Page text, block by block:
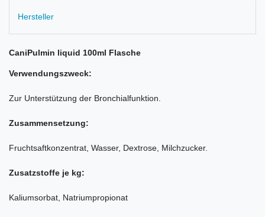
Hersteller
CaniPulmin liquid 100ml Flasche
Verwendungszweck:
Zur Unterstützung der Bronchialfunktion.
Zusammensetzung:
Fruchtsaftkonzentrat, Wasser, Dextrose, Milchzucker.
Zusatzstoffe je kg:
Kaliumsorbat, Natriumpropionat